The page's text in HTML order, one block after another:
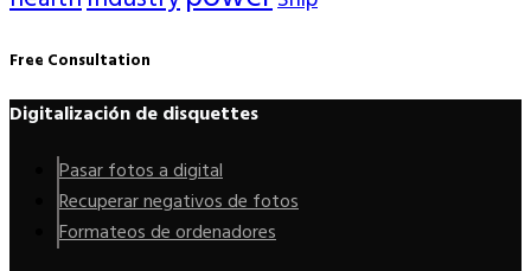
Free Consultation
Digitalización de disquettes
Pasar fotos a digital
Recuperar negativos de fotos
Formateos de ordenadores